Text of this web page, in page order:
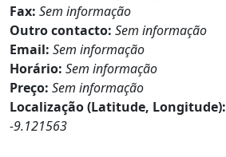
Fax: Sem informação
Outro contacto: Sem informação
Email: Sem informação
Horário: Sem informação
Preço: Sem informação
Localização (Latitude, Longitude):
-9.121563